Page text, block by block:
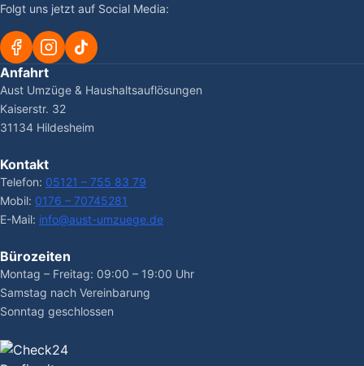
Folgt uns jetzt auf Social Media:
Anfahrt
Aust Umzüge & Haushaltsauflösungen
Kaiserstr. 32
31134 Hildesheim
Kontakt
Telefon: 05121 – 755 83 79
Mobil: 0176 – 70745281
E-Mail: info@aust-umzuege.de
Bürozeiten
Montag – Freitag: 09:00 – 19:00 Uhr
Samstag nach Vereinbarung
Sonntag geschlossen